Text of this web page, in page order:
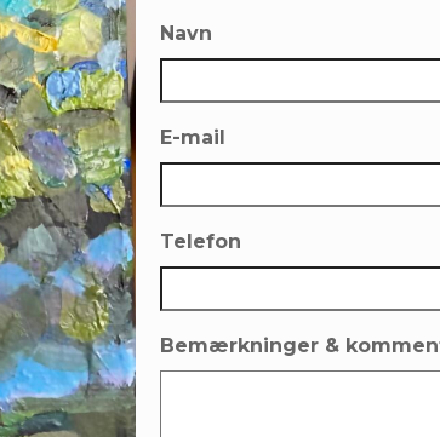
Navn
E-mail
Telefon
Bemærkninger &